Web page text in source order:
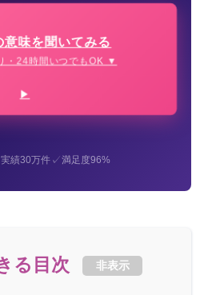
意味を聞いてみる
・24時間いつでもOK ▼
実績30万件✓満足度96%
る目次 非表示